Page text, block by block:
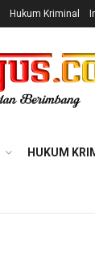
Hukum Kriminal
HUKUM